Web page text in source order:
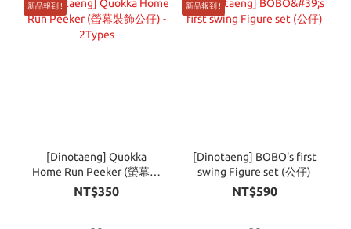
新品報到 !
[Dinotaeng] Quokka
Home Run Peeker (螢幕裝
飾公仔) - 2Types
NT$350
新品報到 !
[Dinotaeng] BOBO's first
swing Figure set (公仔)
NT$590